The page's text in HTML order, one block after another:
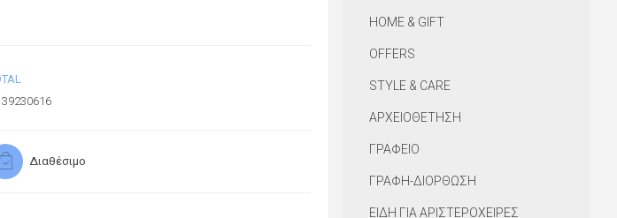
Διαθέσιμο
HOME & GIFT
OFFERS
STYLE & CARE
ΑΡΧΕΙΟΘΕΤΗΣΗ
ΓΡΑΦΕΙΟ
ΓΡΑΦΗ-ΔΙΟΡΘΩΣΗ
ΕΙΔΗ ΓΙΑ ΑΡΙΣΤΕΡΟΧΕΙΡΕΣ